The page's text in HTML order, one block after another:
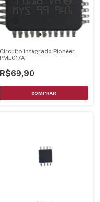
Circuito Integrado Pioneer
PML017A
R$69,90